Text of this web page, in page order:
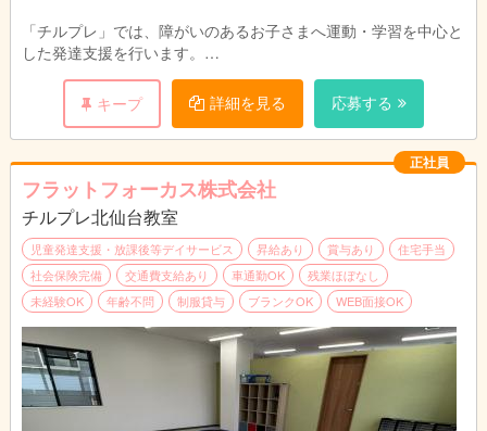
「チルプレ」では、障がいのあるお子さまへ運動・学習を中心と
した発達支援を行います。
お子さまの対象年齢は2歳～小学6年生迄です。
午前・午後の二部制で１日10名程度のお子さまに支援を行いま
(例)午前5名、午後5名
気になる方はぜひお問い合わせください！！！
【仕事内容】
■支援
■送迎(相談可)
■その他付随業務
※教室長業務を行う方は教室長業務(施設運営・職員管理)あり
【1日のスケジュール例】
9:00～ 出勤、朝礼
9:30～ 自宅にお迎え
10:00～ 午前支援
キープ 詳細を見る 応募する
正社員
フラットフォーカス株式会社
チルプレ北仙台教室
児童発達支援・放課後等デイサービス 昇給あり 賞与あり
住宅手当
社会保険完備
交通費支給あり 車通勤OK
残業ほぼなし
未経験OK
年齢不問 制服貸与 ブランクOK WEB面接OK